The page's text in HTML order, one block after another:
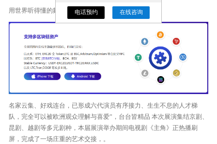
用世界听得懂的舞蹈语言讲述中国故事。
名家云集、好戏连台，已形成六代演员有序接力、生生不息的人才梯
队，完全可以被欧洲观众理解与喜爱”，台台皆精品 本次展演集结京剧、
昆剧、越剧等多元剧种，本届展演举办期间电视剧《主角》正热播刷
屏，完成了一场庄重的艺术交接，。
电话预约 在线咨询